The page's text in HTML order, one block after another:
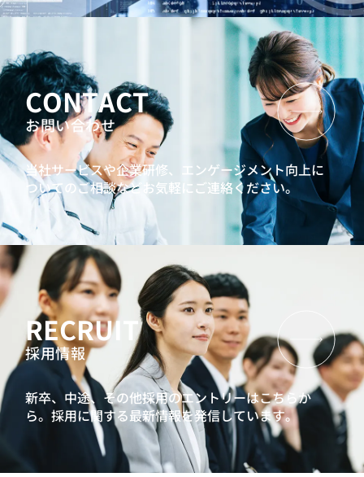
CONTACT
お問い合わせ
当社サービスや企業研修、エンゲージメント向上に
ついてのご相談などお気軽にご連絡ください。
RECRUIT
採用情報
新卒、中途、その他採用のエントリーはこちらか
ら。採用に関する最新情報を発信しています。